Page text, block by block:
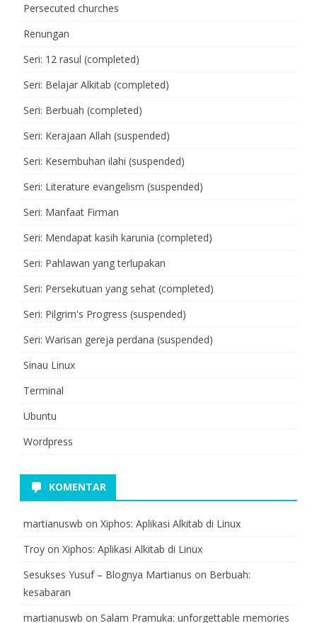
Persecuted churches
Renungan
Seri: 12 rasul (completed)
Seri: Belajar Alkitab (completed)
Seri: Berbuah (completed)
Seri: Kerajaan Allah (suspended)
Seri: Kesembuhan ilahi (suspended)
Seri: Literature evangelism (suspended)
Seri: Manfaat Firman
Seri: Mendapat kasih karunia (completed)
Seri: Pahlawan yang terlupakan
Seri: Persekutuan yang sehat (completed)
Seri: Pilgrim's Progress (suspended)
Seri: Warisan gereja perdana (suspended)
Sinau Linux
Terminal
Ubuntu
Wordpress
KOMENTAR
martianuswb on Xiphos: Aplikasi Alkitab di Linux
Troy on Xiphos: Aplikasi Alkitab di Linux
Sesukses Yusuf – Blognya Martianus on Berbuah:
kesabaran
martianuswb on Salam Pramuka: unforgettable memories